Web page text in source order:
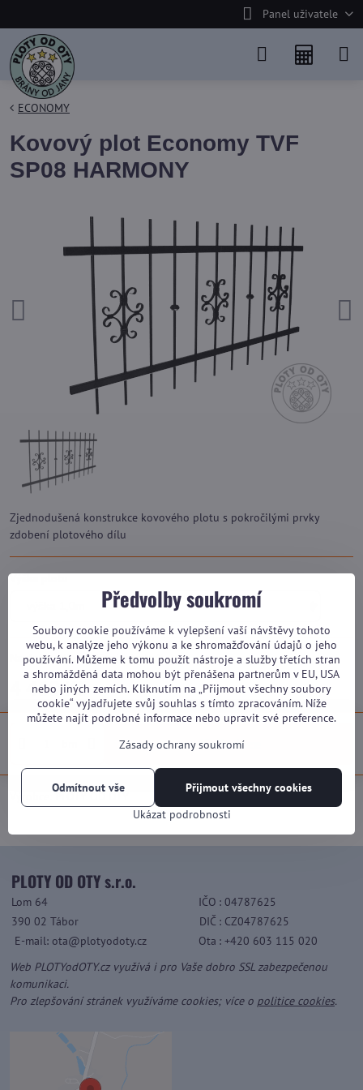
Panel uživatele
ECONOMY
Kovový plot Economy TVF
SP08 HARMONY
Zjednodušená konstrukce kovového plotu s pokročilými prvky
zdobení plotového dílu
Výška plotu
Na dotaz (dle vytížení výroby)
4 460 Kč
kalkulace
Výrobce:PLOTY OD OTY
PLOTY OD OTY s.r.o.
Lom 64 IČO : 04787625
390 02 Tábor
DIČ : CZ04787625
E-mail: ota@plotyodoty.cz
Ota : +420 603 115 020
Web PLOTYodOTY.cz využívá i pro Vaše dobro SSL zabezpečenou
komunikaci.
Pro zlepšování stránek využíváme cookies; více o politice cookies.
Předvolby soukromí
Soubory cookie používáme k vylepšení vaší návštěvy tohoto
webu, k analýze jeho výkonu a ke shromažďování údajů o jeho
používání. Můžeme k tomu použít nástroje a služby třetích stran
a shromážděná data mohou být přenášena partnerům v EU, USA
nebo jiných zemích. Kliknutím na „Přijmout všechny soubory
cookie“ vyjadřujete svůj souhlas s tímto zpracováním. Níže
můžete najít podrobné informace nebo upravit své preference.
Zásady ochrany soukromí
Ukázat podrobnosti
Přijmout všechny cookies
Odmítnout vše